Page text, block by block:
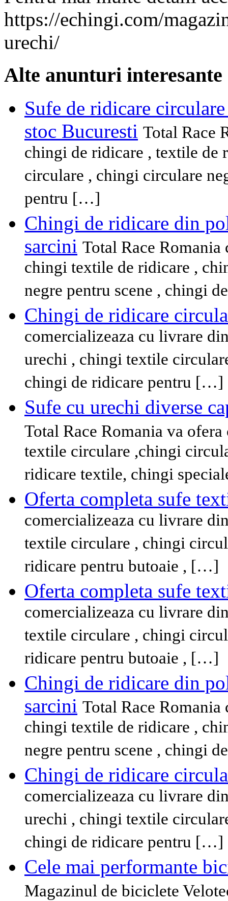
https://echingi.com/
urechi/
Alte anunturi interesante
Sufe de ridicare
stoc Bucuresti Total Race
chingi de ridicare , textile
circulare , chingi circulare
pentru […]
Chingi de ridicare din
sarcini Total Race
chingi textile de ridicare ,
negre pentru scene , chingi
Chingi de ridicare
comercializeaza cu livrare
urechi , chingi textile
chingi de ridicare pentru […]
Sufe cu urechi diverse
Total Race Romania va
textile circulare ,chingi
ridicare textile, chingi
Oferta completa sufe
comercializeaza cu livrare
textile circulare , chingi
ridicare pentru butoaie , […]
Oferta completa sufe
comercializeaza cu livrare
textile circulare , chingi
ridicare pentru butoaie , […]
Chingi de ridicare din
sarcini Total Race
chingi textile de ridicare ,
negre pentru scene , chingi
Chingi de ridicare
comercializeaza cu livrare
urechi , chingi textile
chingi de ridicare pentru […]
Cele mai performante
Magazinul de biciclete